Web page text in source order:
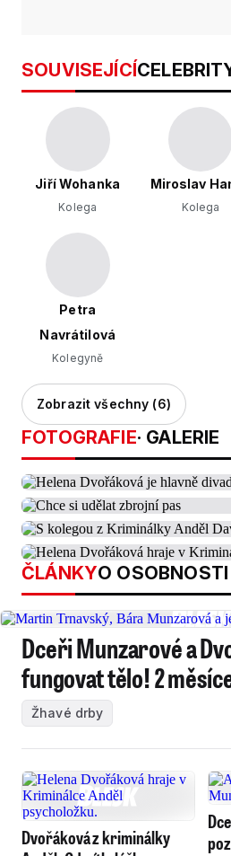
SOUVISEJÍCÍ
Jiří Wohanka
Kolega
Miroslav
Kolega
Petra
Navrátilová
Kolegyně
Zobrazit všechny (6)
FOTOGRAFIE· GALERIE
ČLÁNKYO OSOBNOSTI
Dceři Munzarové a
fungovat tělo! 2
Žhavé drby
Dvořáková z kriminálky